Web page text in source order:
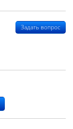
Задать вопрос